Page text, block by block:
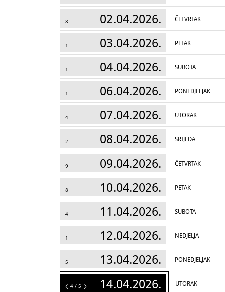
8 02.04.2026. ČETVRTAK
1 03.04.2026. PETAK
1 04.04.2026. SUBOTA
1 06.04.2026. PONEDJELJAK
4 07.04.2026. UTORAK
2 08.04.2026. SRIJEDA
9 09.04.2026. ČETVRTAK
8 10.04.2026. PETAK
4 11.04.2026. SUBOTA
1 12.04.2026. NEDJELJA
5 13.04.2026. PONEDJELJAK
5 14.04.2026. UTORAK
4 / 5